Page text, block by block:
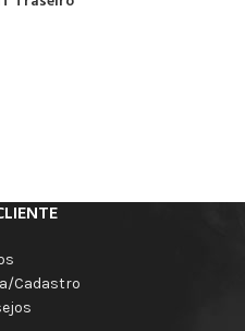
Cadastro